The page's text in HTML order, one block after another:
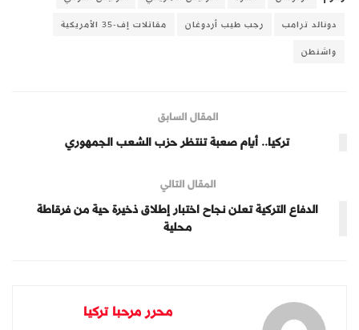
دونالد ترامب
رجب طيب أردوغان
مقاتلات إف-35 الأمريكية
واشنطن
المقال السابق
تركيا.. أيام صعبة تنتظر حزب الشعب الجمهوري
المقال التالي
الدفاع التركية تعلن نجاح اختبار إطلاق ذخيرة حية من فرقاطة
محلية
محرر مرحبا تركيا